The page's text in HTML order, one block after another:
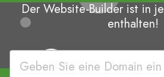
Der Website-Builder ist in
enthalten!